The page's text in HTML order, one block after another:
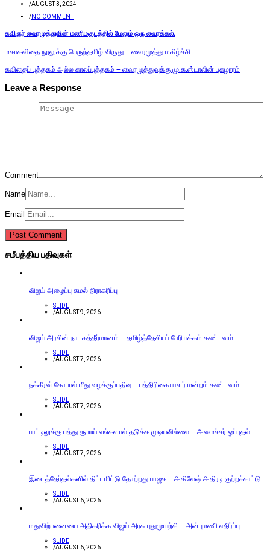
/AUGUST 3, 2024
/NO COMMENT
கவிஞர் வைரமுத்துவின் மணிமகுடத்தில் மேலும் ஒரு வைரக்கல்.
மகாகவிதை நூலுக்கு பெருந்தமிழ் விருது – வைரமுத்து மகிழ்ச்சி
கவிதைப் புத்தகம் அல்ல காலப்புத்தகம் – வைரமுத்துவுக்கு மு.க.ஸ்டாலின் புகழாரம்
Leave a Response
Comment
Name
Email
சமீபத்திய பதிவுகள்
விஜய் அழைப்பு கமல் நிராகரிப்பு
SLIDE
/AUGUST 9, 2026
விஜய் அரசின் நாடகத்தீர்மானம் – தமிழ்த்தேசியப் பேரியக்கம் கண்டனம்
SLIDE
/AUGUST 7, 2026
நக்கீரன் கோபால் மீது வழக்குப்பதிவு – பத்திரிகையாளர் மன்றம் கண்டனம்
SLIDE
/AUGUST 7, 2026
பாட்டிலுக்கு பத்து ரூபாய் எங்களால் தடுக்க முடியவில்லை – அமைச்சர் ஒப்புதல்
SLIDE
/AUGUST 7, 2026
இடைத்தேர்தல்களில் திட்டமிட்டு தோற்றது பாஜக – அகிலேஷ் அதிரடி குற்றச்சாட்டு
SLIDE
/AUGUST 6, 2026
மதுவிற்பனையை அதிகரிக்க விஜய் அரசு புதுமுயற்சி – அன்புமணி எதிர்ப்பு
SLIDE
/AUGUST 6, 2026